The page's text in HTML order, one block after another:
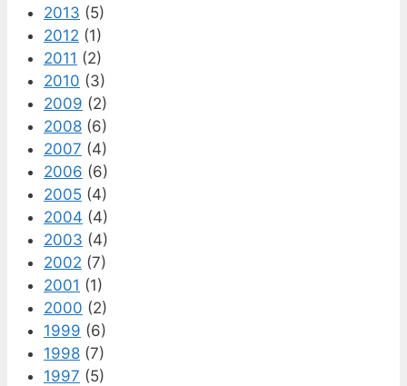
2013 (5)
2012 (1)
2011 (2)
2010 (3)
2009 (2)
2008 (6)
2007 (4)
2006 (6)
2005 (4)
2004 (4)
2003 (4)
2002 (7)
2001 (1)
2000 (2)
1999 (6)
1998 (7)
1997 (5)